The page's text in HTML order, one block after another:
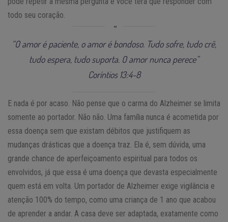
todo seu coração.
“O amor é paciente, o amor é bondoso. Tudo sofre, tudo crê,
tudo espera, tudo suporta. O amor nunca perece”
Coríntios 13:4-8
E nada é por acaso. Não pense que o carma do Alzheimer se limita
somente ao portador. Não não. Uma família nunca é acometida por
essa doença sem que existam débitos que justifiquem as
mudanças drásticas que a doença traz. Ela é, sem dúvida, uma
grande chance de aperfeiçoamento espiritual para todos os
envolvidos, já que essa é uma doença que devasta especialmente
quem está em volta. Um portador de Alzheimer exige vigilância e
atenção 100% do tempo, como uma criança de 1 ano que acabou
de aprender a andar. A casa deve ser adaptada, exatamente como